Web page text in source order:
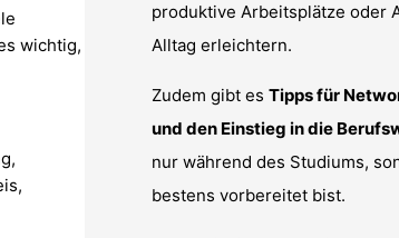
wichtig,
produktive Arbeitsplätze oder
Alltag erleichtern.
Zudem gibt es Tipps für
und den Einstieg in die
nur während des Studiums,
bestens vorbereitet bist.